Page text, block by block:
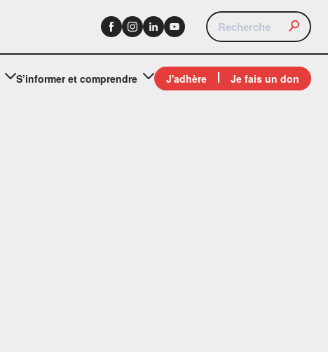
S’informer et comprendre J'adhère Je fais un don